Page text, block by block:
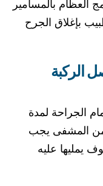
العظام بالمسامير
بإغلاق الجرح
الركبة
الجراحة لمدة
من المشفى يجب
يمليها عليه